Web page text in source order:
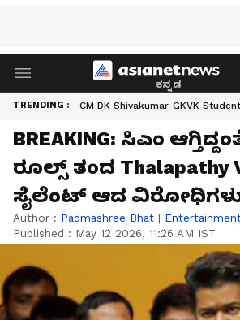
ಕನ್ನಡ
TRENDING : CM DK Shivakumar-GKVK
BREAKING: ಸಿಎಂ
ರೂಲ್ಸ್ ತಂದ Thalapathy
ಸೈಲೆಂಟ್‌ ಆದ
Author : Padmashree Bhat |
Published : May 12 2026, 11:26 AM IST